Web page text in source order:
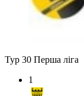
Тур 30 Перша ліга
1